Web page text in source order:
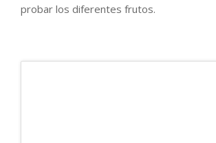
probar los diferentes frutos.